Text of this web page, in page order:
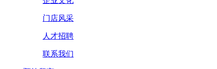
门店风采
人才招聘
联系我们